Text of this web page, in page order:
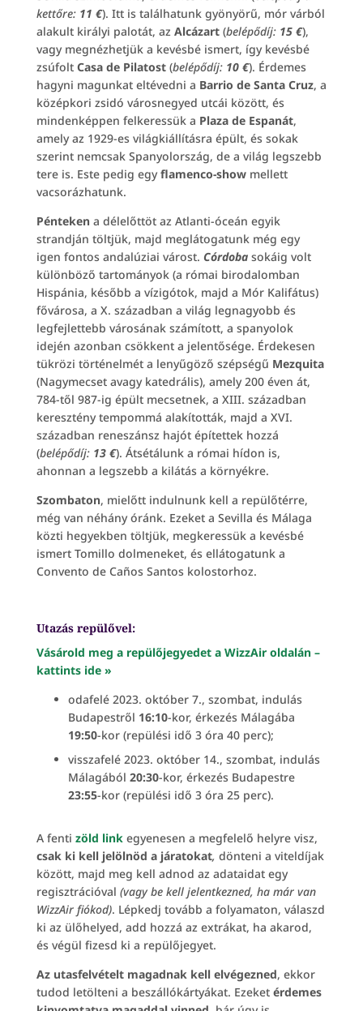
kettőre: 11 €). Itt is találhatunk gyönyörű, mór várból
alakult királyi palotát, az Alcázart(belépődíj: 15 €),
vagy megnézhetjük a kevésbé ismert, így kevésbé
zsúfolt Casa de Pilatost(belépődíj: 10 €). Érdemes
hagyni magunkat eltévedni a Barrio de Santa Cruz, a
középkori zsidó városnegyed utcái között, és
mindenképpen felkeressük a Plaza de Espanát,
amely az 1929-es világkiállításra épült, és sokak
szerint nemcsak Spanyolország, de a világ legszebb
tere is. Este pedig egyflamenco-showmellett
vacsorázhatunk.
Pénteken a délelőttöt az Atlanti-óceán egyik
strandján töltjük, majd meglátogatunk még egy
igen fontos andalúziai várost. Córdobasokáig volt
különböző tartományok (a római birodalomban
Hispánia, később a vízigótok, majd a Mór Kalifátus)
fővárosa, a X. században a világ legnagyobb és
legfejlettebb városának számított, a spanyolok
idején azonban csökkent a jelentősége. Érdekesen
tükrözi történelmét a lenyűgöző szépségű Mezquita
(Nagymecset avagy katedrális), amely 200 éven át,
784-től 987-ig épült mecsetnek, a XIII. században
keresztény tempommá alakították, majd a XVI.
században reneszánsz hajót építettek hozzá
(belépődíj: 13 €). Átsétálunk a római hídon is,
ahonnan a legszebb a kilátás a környékre.
Szombaton, mielőtt indulnunk kell a repülőtérre,
még van néhány óránk. Ezeket a Sevilla és Málaga
közti hegyekben töltjük, megkeressük a kevésbé
ismert Tomillo dolmeneket, és ellátogatunk a
Convento de Caños Santos kolostorhoz.
Utazás repülővel:
Vásárold meg a repülőjegyedet a WizzAir oldalán –
kattints ide »
odafelé 2023. október 7., szombat, indulás
Budapestről 16:10-kor, érkezés Málagába
19:50-kor (repülési idő 3 óra 40 perc);
visszafelé 2023. október 14., szombat, indulás
Málagából 20:30-kor, érkezés Budapestre
23:55-kor (repülési idő 3 óra 25 perc).
A fenti zöld linkegyenesen a megfelelő helyre visz,
csak ki kell jelölnöd a járatokat, dönteni a viteldíjak
között, majd meg kell adnod az adataidat egy
regisztrációval (vagy be kell jelentkezned, ha már van
WizzAir fiókod). Lépkedj tovább a folyamaton, válaszd
ki az ülőhelyed, add hozzá az extrákat, ha akarod,
és végül fizesd ki a repülőjegyet.
Az utasfelvételt magadnak kell elvégezned, ekkor
tudod letölteni a beszállókártyákat. Ezeket érdemes